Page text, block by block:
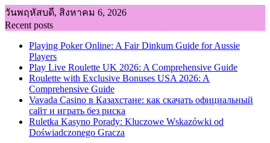
Skip
to
content
วันพฤหัสบดี, สิงหาคม 6, 2026
Recent posts
Playing Poker Online: A Fair Dinkum Guide for Aussie
Players
Play Live Roulette UK 2026: A Comprehensive Guide
Roulette with Exclusive Bonuses USA 2026: A
Comprehensive Guide
Vavada Casino в Казахстане: как скачать официальный
сайт и играть без риска
Ruletka Kasyno Porady: Kluczowe Wskazówki od
Doświadczonego Gracza